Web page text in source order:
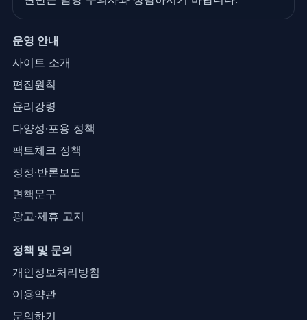
운영 안내
사이트 소개
편집원칙
윤리강령
다양성·포용 정책
팩트체크 정책
정정·반론보도
면책문구
광고·제휴 고지
정책 및 문의
개인정보처리방침
이용약관
문의하기